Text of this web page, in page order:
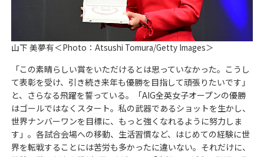
山下 美夢有＜Photo：Atsushi Tomura/Getty Images＞
「この素晴らしい賞をいただけるとは思っていなかった。こうし
て表彰を受け、引き続き来年も優勝を目指して頑張りたいです」
と、さらなる飛躍を誓っている。「AIG全英女子オープンの優勝
はゴールではなくスタート。私の武器であるショットを生かし、
世界ナンバーワンを目標に、もっと強くなれるように努力しま
す」。各試合会場への移動、生活習慣など、はじめての経験に世
界を転戦することには苦労も多かったに違いない。それだけに、